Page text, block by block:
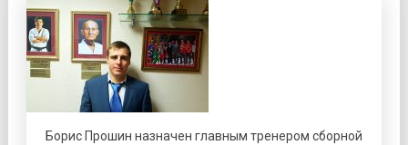
Борис Прошин назначен главным тренером сборной